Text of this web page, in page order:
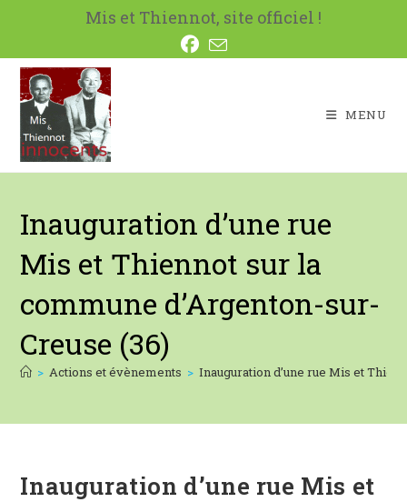
content
Mis et Thiennot, site officiel !
MENU
Inauguration d’une rue
Mis et Thiennot sur la
commune d’Argenton-sur-
Creuse (36)
> Actions et évènements > Inauguration d’une rue Mis et
Inauguration d’une rue Mis et